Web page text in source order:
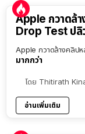
Apple กวาดล้
Drop Test ปลิ
Apple กวาดล้างคลิป
มากกว่า
โดย Thitirath
อ่านเพิ่มเติม